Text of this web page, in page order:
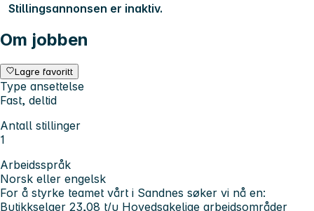
Stillingsannonsen er inaktiv.
Om jobben
Lagre favoritt
Type ansettelse
Fast, deltid
Antall stillinger
1
Arbeidsspråk
Norsk eller engelsk
For å styrke teamet vårt i Sandnes søker vi nå en:
Butikkselger 23,08 t/u Hovedsakelige arbeidsområder